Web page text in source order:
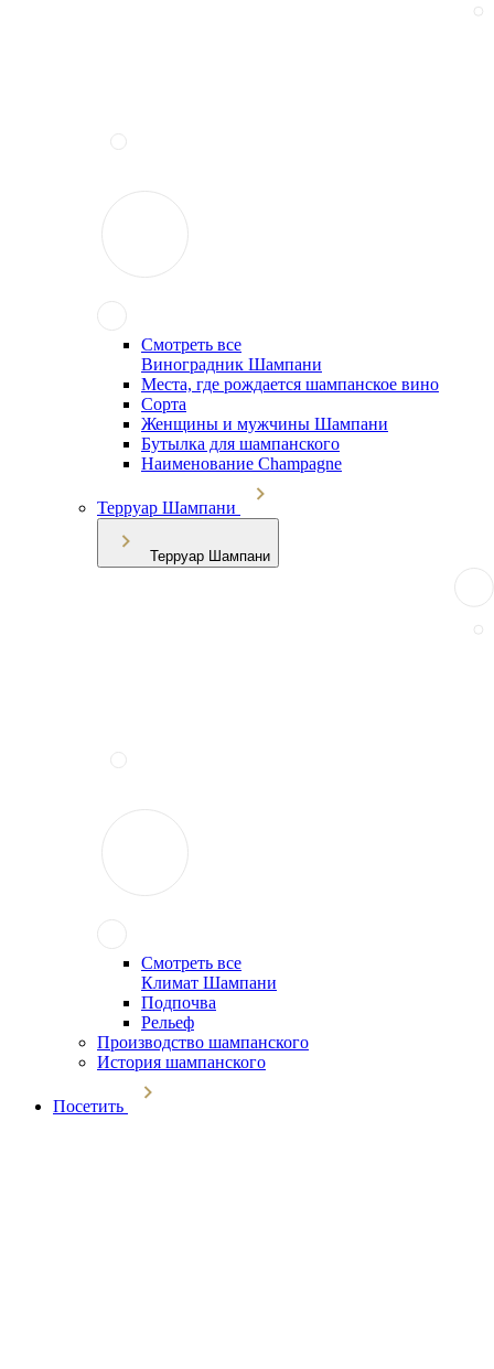
Смотреть все
Виноградник Шампани
Места, где рождается шампанское вино
Сорта
Женщины и мужчины Шампани
Бутылка для шампанского
Наименование Champagne
Терруар Шампани
Терруар Шампани
Смотреть все
Климат Шампани
Подпочва
Рельеф
Производство шампанского
История шампанского
Посетить